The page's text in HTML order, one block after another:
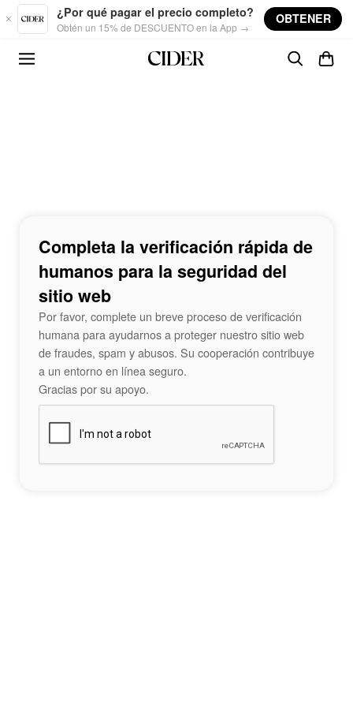
Skip to main content
¿Por qué pagar el precio completo?
Obtén un 15% de DESCUENTO en la App →
OBTENER
Completa la verificación rápida de
humanos para la seguridad del
sitio web
Por favor, complete un breve proceso de verificación
humana para ayudarnos a proteger nuestro sitio web
de fraudes, spam y abusos. Su cooperación contribuye
a un entorno en línea seguro.
Gracias por su apoyo.